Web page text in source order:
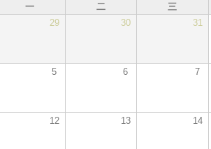
一 二
三
29 30 31
5 6 7
12 13 14